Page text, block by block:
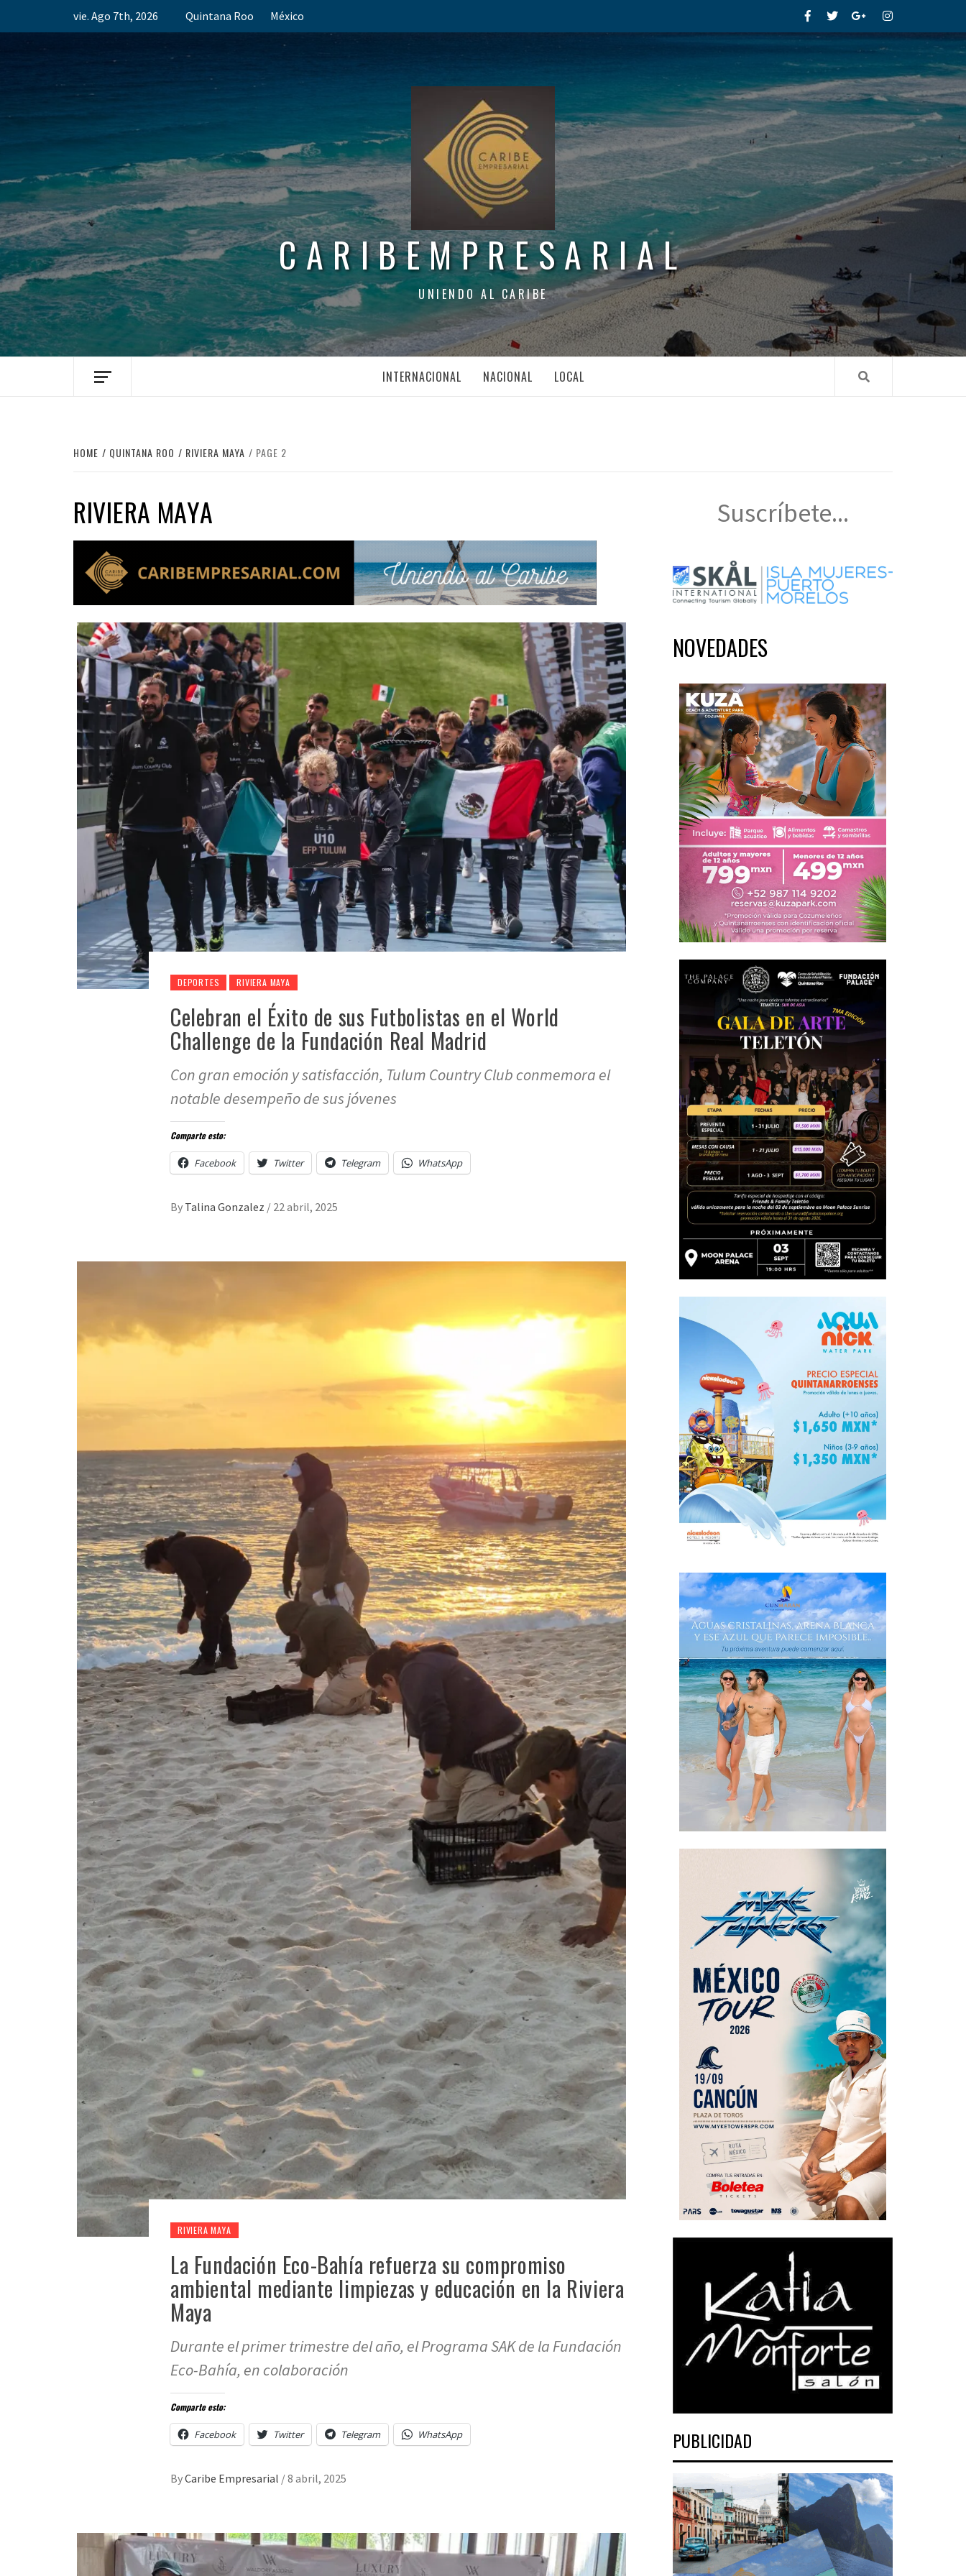
vie. Ago 7th, 2026 Quintana Roo México FacebookTwitterGoogle+Instagram
CARIBEMPRESARIAL
UNIENDO AL CARIBE
INTERNACIONAL NACIONAL LOCAL
HOME QUINTANA ROO RIVIERA MAYA PAGE 2
RIVIERA MAYA
DEPORTES RIVIERA MAYA
Celebran el Éxito de sus Futbolistas en el World
Challenge de la Fundación Real Madrid
Con gran emoción y satisfacción, Tulum Country Club conmemora el
notable desempeño de sus jóvenes
Comparte esto:
Facebook Twitter Telegram WhatsApp
By Talina Gonzalez / 22 abril, 2025
RIVIERA MAYA
La Fundación Eco-Bahía refuerza su compromiso
ambiental mediante limpiezas y educación en la Riviera
Maya
Durante el primer trimestre del año, el Programa SAK de la Fundación
Eco-Bahía, en colaboración
Comparte esto:
Facebook Twitter Telegram WhatsApp
ByCaribe Empresarial /8 abril, 2025
Suscríbete...
NOVEDADES
PUBLICIDAD